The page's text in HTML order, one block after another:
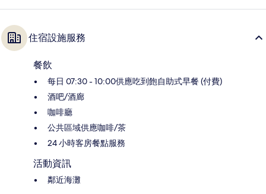
住宿設施服務
餐飲
每日 07:30 - 10:00供應吃到飽自助式早餐 (付費)
酒吧/酒廊
咖啡廳
公共區域供應咖啡/茶
24 小時客房餐點服務
活動資訊
鄰近海灘